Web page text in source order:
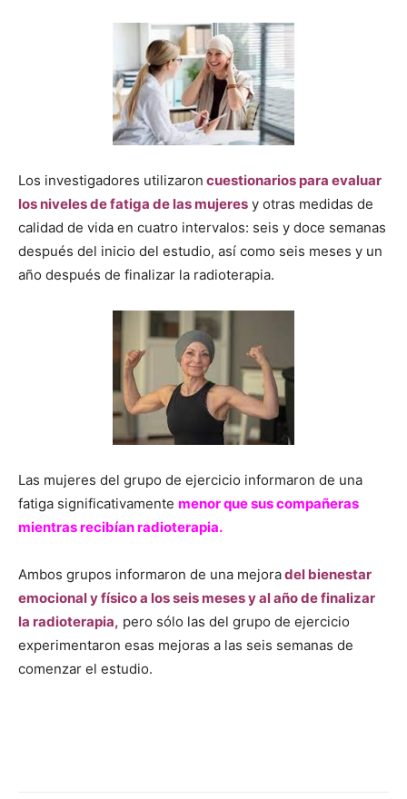
Los investigadores utilizaron cuestionarios para evaluar
los niveles de fatiga de las mujeres y otras medidas de
calidad de vida en cuatro intervalos: seis y doce semanas
después del inicio del estudio, así como seis meses y un
año después de finalizar la radioterapia.
Las mujeres del grupo de ejercicio informaron de una
fatiga significativamente menor que sus compañeras
mientras recibían radioterapia.
Ambos grupos informaron de una mejoradel bienestar
emocional y físico a los seis meses y al año de finalizar
la radioterapia, pero sólo las del grupo de ejercicio
experimentaron esas mejoras a las seis semanas de
comenzar el estudio.